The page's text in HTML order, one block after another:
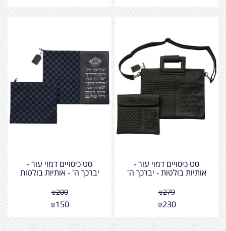
סט כיסויים דמוי עור -
אותיות בולטות - יברכך ה'
₪279
₪230
סט כיסויים דמוי עור -
יברכך ה' - אותיות בולטות
₪200
₪150